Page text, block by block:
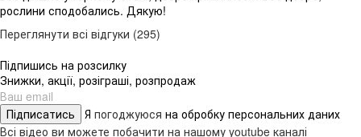
рослини сподобались. Дякую!
Переглянути всі відгуки (295)
Підпишись на розсилку
Знижки, акції, розіграші, розпродаж
Підписатись Я погоджуюся на обробку персональних даних
Всі відео ви можете побачити на нашому youtube каналі